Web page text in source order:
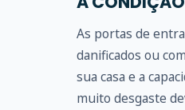
As portas de
danificados ou
sua casa e a
muito desgaste